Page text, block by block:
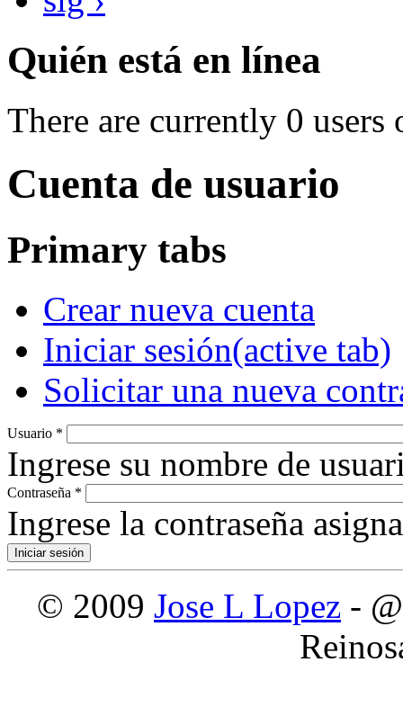
Quién está en línea
There are currently 0 users
Cuenta de usuario
Primary tabs
Crear nueva cuenta
Iniciar sesión(active tab)
Solicitar una nueva
Usuario *
Ingrese su nombre de
Contraseña *
Ingrese la contraseña
© 2009 Jose L Lopez -